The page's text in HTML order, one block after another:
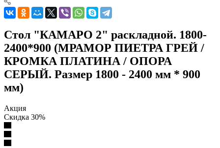
Стол "КАМАРО 2" раскладной. 1800-
2400*900 (МРАМОР ПИЕТРА ГРЕЙ /
КРОМКА ПЛАТИНА / ОПОРА
СЕРЫЙ. Размер 1800 - 2400 мм * 900
мм)
Акция
Скидка 30%